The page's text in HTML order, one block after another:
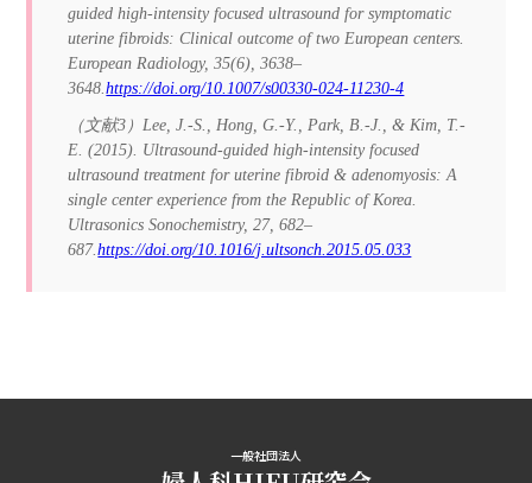
guided high-intensity focused ultrasound for symptomatic
uterine fibroids: Clinical outcome of two European centers.
European Radiology, 35(6), 3638–
3648.https://doi.org/10.1007/s00330-024-11230-4
（文献3）Lee, J.-S., Hong, G.-Y., Park, B.-J., & Kim, T.-
E. (2015). Ultrasound-guided high-intensity focused
ultrasound treatment for uterine fibroid & adenomyosis: A
single center experience from the Republic of Korea.
Ultrasonics Sonochemistry, 27, 682–
687.https://doi.org/10.1016/j.ultsonch.2015.05.033
一般社団法人